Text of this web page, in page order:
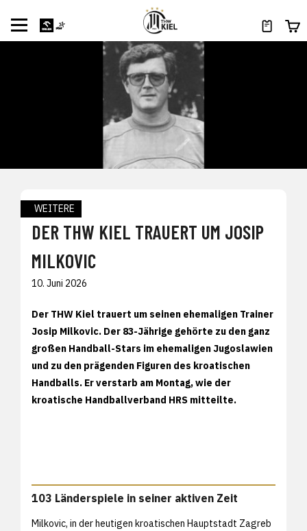
WEITERE
DER THW KIEL TRAUERT UM JOSIP
MILKOVIC
10. Juni 2026
Der THW Kiel trauert um seinen ehemaligen Trainer
Josip Milkovic. Der 83-Jährige gehörte zu den ganz
großen Handball-Stars im ehemaligen Jugoslawien
und zu den prägenden Figuren des kroatischen
Handballs. Er verstarb am Montag, wie der
kroatische Handballverband HRS mitteilte.
103 Länderspiele in seiner aktiven Zeit
Milkovic, in der heutigen kroatischen Hauptstadt Zagreb